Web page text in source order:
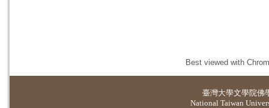
Best viewed with
臺灣大學文學院佛
National Taiwan